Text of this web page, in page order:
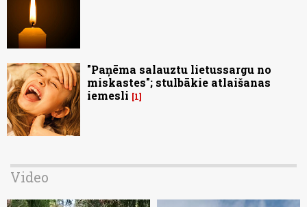
"Paņēma salauztu lietussargu no
miskastes"; stulbākie atlaišanas
iemesli
1
Video